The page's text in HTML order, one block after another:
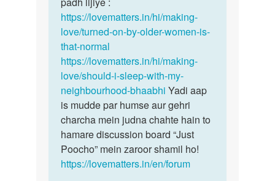
by
Pankaj
Sonkar
https://lovematters.in/hi/making-
love/turned-on-by-older-women-is-
that-normal
https://lovematters.in/hi/making-
love/should-i-sleep-with-my-
neighbourhood-bhaabhi Yadi aap
is mudde par humse aur gehri
charcha mein judna chahte hain to
hamare discussion board “Just
Poocho” mein zaroor shamil ho!
https://lovematters.in/en/forum